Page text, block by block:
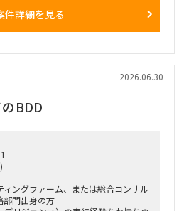
略の立案、ビジネスデューデリジェ
証と買収効果定量化
業コンセプト策定、プロトタイピン
事業の見直し、プロダクトポートフ
再編計画策定、および全社コスト削
件詳細を見る
2026.06.30
BDD
ィングファーム、または総合コンサル
部門出身の方